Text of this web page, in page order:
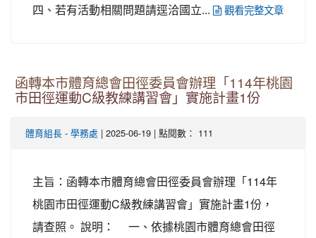
四、若有活動相關問題請逕洽國立...
觀看完整文章
函轉本市體育總會田徑委員會辦理「114年桃園
市田徑運動C級教練講習會」實施計畫1份
體育組長 - 學務處 | 2025-06-19 | 點閱數： 111
主旨：函轉本市體育總會田徑委員會辦理「114年
桃園市田徑運動C級教練講習會」實施計畫1份，
請查照。 說明： 一、依據桃園市體育總會田徑